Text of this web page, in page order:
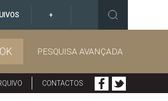
+
OK PESQUISA AVANÇADA
CONTACTOS